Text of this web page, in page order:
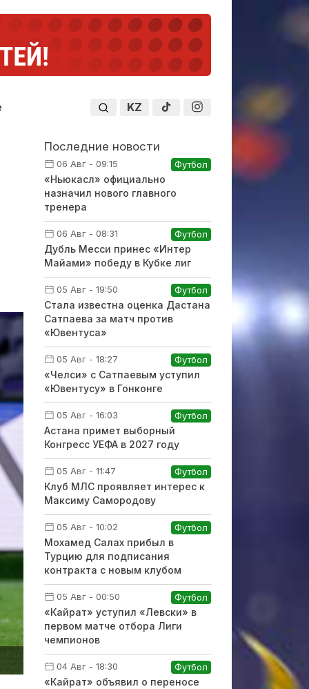
KZ
Последние новости
06 Авг - 09:15 Футбол
«Ньюкасл» официально
назначил нового главного
тренера
06 Авг - 08:31 Футбол
Дубль Месси принес «Интер
Майами» победу в Кубке лиг
05 Авг - 19:50 Футбол
Стала известна оценка Дастана
Сатпаева за матч против
«Ювентуса»
05 Авг - 18:27 Футбол
«Челси» с Сатпаевым уступил
«Ювентусу» в Гонконге
05 Авг - 16:03 Футбол
Астана примет выборный
Конгресс УЕФА в 2027 году
05 Авг - 11:47 Футбол
Клуб МЛС проявляет интерес к
Максиму Самородову
05 Авг - 10:02 Футбол
Мохамед Салах прибыл в
Турцию для подписания
контракта с новым клубом
05 Авг - 00:50 Футбол
«Кайрат» уступил «Левски» в
первом матче отбора Лиги
чемпионов
04 Авг - 18:30 Футбол
«Кайрат» объявил о переносе